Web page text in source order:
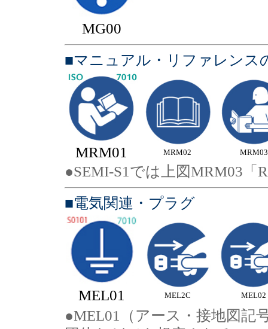
MG00
■マニュアル・リファレン
MRM01 MRM02 MRM03
●SEMI-S1では上図MRM03「
■電気関連・プラグ
MEL01 MEL2C MEL02
●MEL01（アース・接地図記